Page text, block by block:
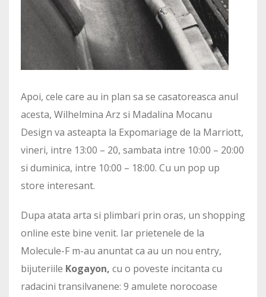
Apoi, cele care au in plan sa se casatoreasca anul
acesta, Wilhelmina Arz si Madalina Mocanu
Design va asteapta la Expomariage de la Marriott,
vineri, intre 13:00 – 20, sambata intre 10:00 – 20:00
si duminica, intre 10:00 – 18:00. Cu un pop up
store interesant.
Dupa atata arta si plimbari prin oras, un shopping
online este bine venit. Iar prietenele de la
Molecule-F m-au anuntat ca au un nou entry,
bijuteriile Kogayon, cu o poveste incitanta cu
radacini transilvanene: 9 amulete norocoase